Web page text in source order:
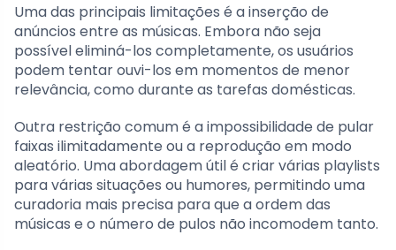
Uma das principais limitações é a inserção de
anúncios entre as músicas. Embora não seja
possível eliminá-los completamente, os usuários
podem tentar ouvi-los em momentos de menor
relevância, como durante as tarefas domésticas.
Outra restrição comum é a impossibilidade de pular
faixas ilimitadamente ou a reprodução em modo
aleatório. Uma abordagem útil é criar várias playlists
para várias situações ou humores, permitindo uma
curadoria mais precisa para que a ordem das
músicas e o número de pulos não incomodem tanto.